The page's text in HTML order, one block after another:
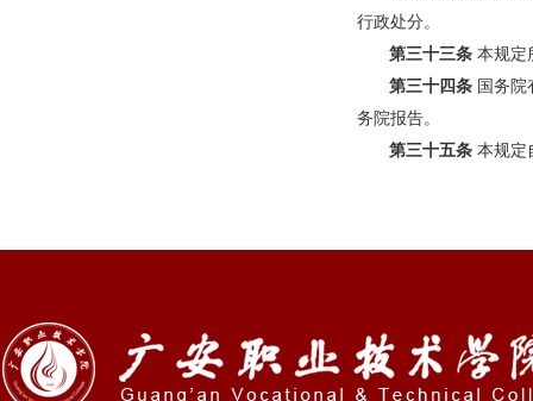
行政处分。
第三十三条 本规定
第三十四条 国务院
务院报告。
第三十五条 本规定